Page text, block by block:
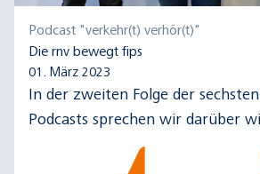
Podcast "verkehr(t) verhör(t)"
Die rnv bewegt fips
01. März 2023
In der zweiten Folge der
Podcasts sprechen wir darüber
flexiblen individuellen Personen-